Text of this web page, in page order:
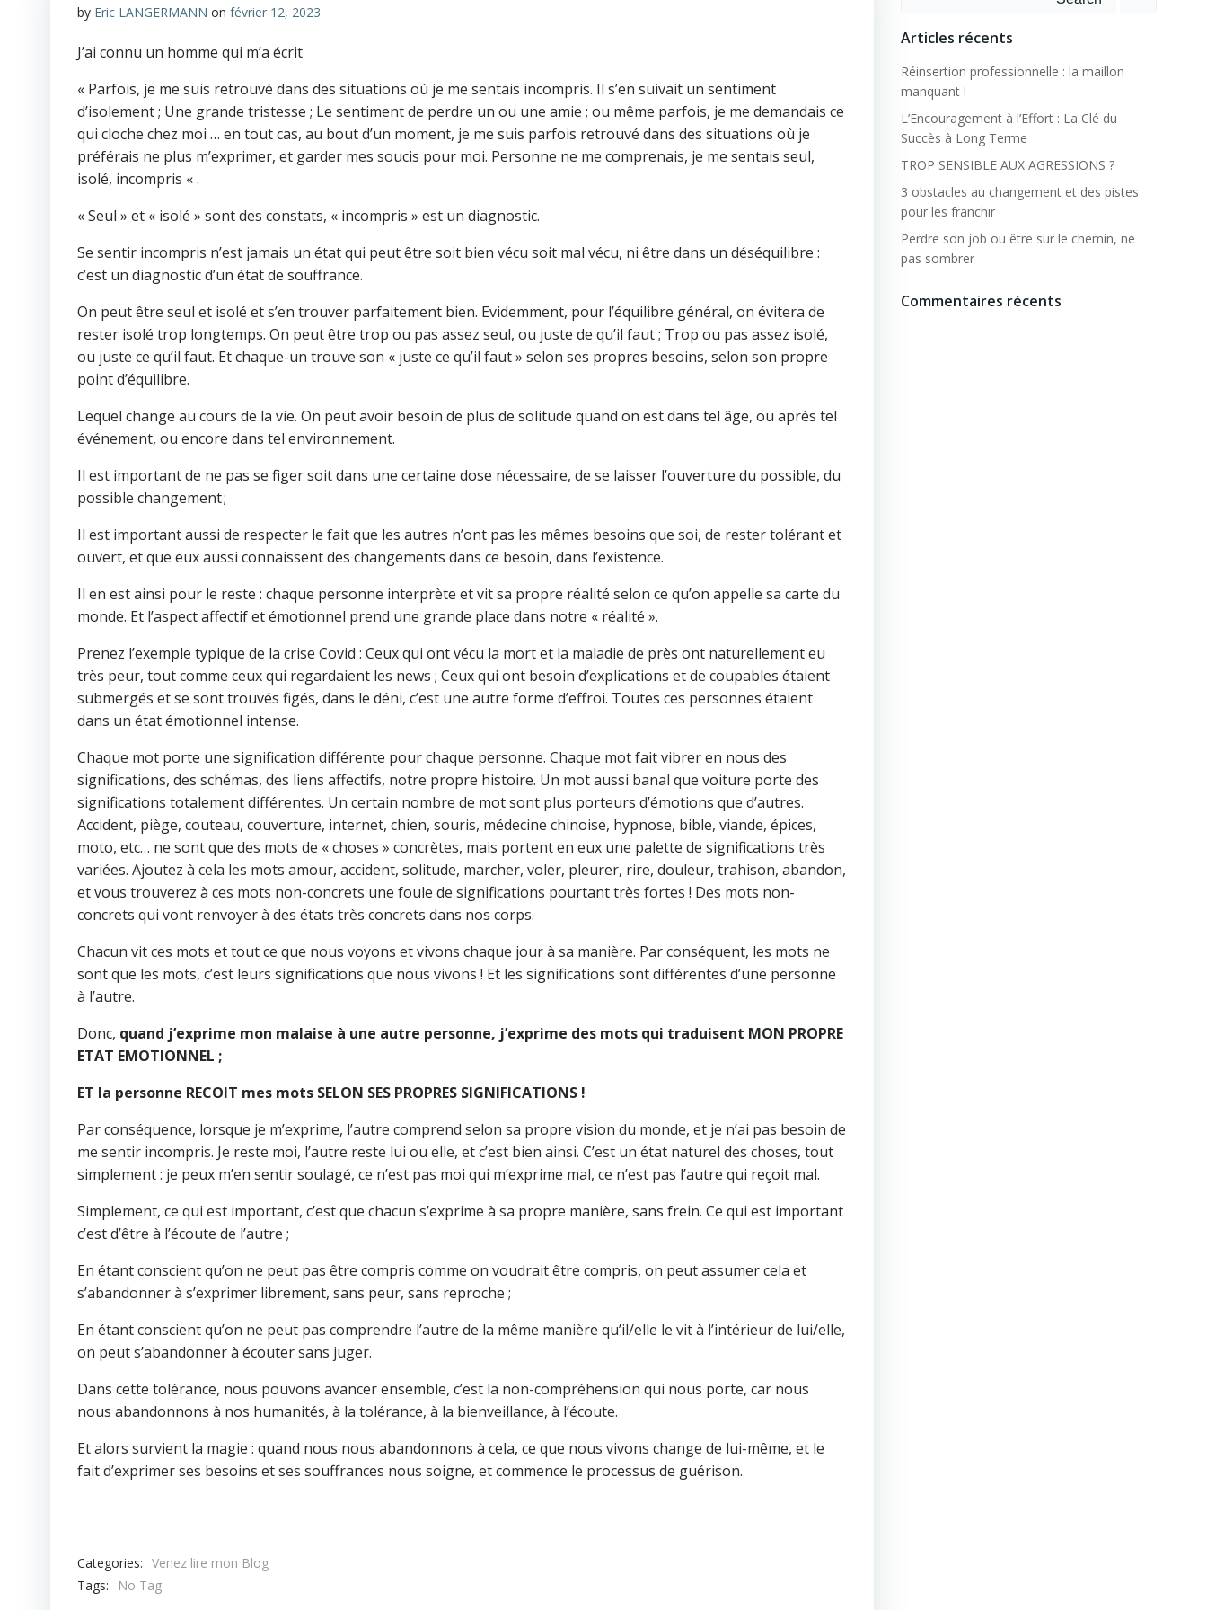
by Eric LANGERMANN on février 12, 2023
J’ai connu un homme qui m’a écrit
« Parfois, je me suis retrouvé dans des situations où je me sentais incompris. Il s’en suivait un sentiment
d’isolement ; Une grande tristesse ; Le sentiment de perdre un ou une amie ; ou même parfois, je me demandais ce
qui cloche chez moi … en tout cas, au bout d’un moment, je me suis parfois retrouvé dans des situations où je
préférais ne plus m’exprimer, et garder mes soucis pour moi. Personne ne me comprenais, je me sentais seul,
isolé, incompris « .
« Seul » et « isolé » sont des constats, « incompris » est un diagnostic.
Se sentir incompris n’est jamais un état qui peut être soit bien vécu soit mal vécu, ni être dans un déséquilibre :
c’est un diagnostic d’un état de souffrance.
On peut être seul et isolé et s’en trouver parfaitement bien. Evidemment, pour l’équilibre général, on évitera de
rester isolé trop longtemps. On peut être trop ou pas assez seul, ou juste de qu’il faut ; Trop ou pas assez isolé,
ou juste ce qu’il faut. Et chaque-un trouve son « juste ce qu’il faut » selon ses propres besoins, selon son propre
point d’équilibre.
Lequel change au cours de la vie. On peut avoir besoin de plus de solitude quand on est dans tel âge, ou après tel
événement, ou encore dans tel environnement.
Il est important de ne pas se figer soit dans une certaine dose nécessaire, de se laisser l’ouverture du possible, du
possible changement ;
Il est important aussi de respecter le fait que les autres n’ont pas les mêmes besoins que soi, de rester tolérant et
ouvert, et que eux aussi connaissent des changements dans ce besoin, dans l’existence.
Il en est ainsi pour le reste : chaque personne interprète et vit sa propre réalité selon ce qu’on appelle sa carte du
monde. Et l’aspect affectif et émotionnel prend une grande place dans notre « réalité ».
Prenez l’exemple typique de la crise Covid : Ceux qui ont vécu la mort et la maladie de près ont naturellement eu
très peur, tout comme ceux qui regardaient les news ; Ceux qui ont besoin d’explications et de coupables étaient
submergés et se sont trouvés figés, dans le déni, c’est une autre forme d’effroi. Toutes ces personnes étaient
dans un état émotionnel intense.
Chaque mot porte une signification différente pour chaque personne. Chaque mot fait vibrer en nous des
significations, des schémas, des liens affectifs, notre propre histoire. Un mot aussi banal que voiture porte des
significations totalement différentes. Un certain nombre de mot sont plus porteurs d’émotions que d’autres.
Accident, piège, couteau, couverture, internet, chien, souris, médecine chinoise, hypnose, bible, viande, épices,
moto, etc… ne sont que des mots de « choses » concrètes, mais portent en eux une palette de significations très
variées. Ajoutez à cela les mots amour, accident, solitude, marcher, voler, pleurer, rire, douleur, trahison, abandon,
et vous trouverez à ces mots non-concrets une foule de significations pourtant très fortes ! Des mots non-
concrets qui vont renvoyer à des états très concrets dans nos corps.
Chacun vit ces mots et tout ce que nous voyons et vivons chaque jour à sa manière. Par conséquent, les mots ne
sont que les mots, c’est leurs significations que nous vivons ! Et les significations sont différentes d’une personne
à l’autre.
Donc, quand j’exprime mon malaise à une autre personne, j’exprime des mots qui traduisent MON PROPRE
ETAT EMOTIONNEL ;
ET la personne RECOIT mes mots SELON SES PROPRES SIGNIFICATIONS !
Par conséquence, lorsque je m’exprime, l’autre comprend selon sa propre vision du monde, et je n’ai pas besoin de
me sentir incompris. Je reste moi, l’autre reste lui ou elle, et c’est bien ainsi. C’est un état naturel des choses, tout
simplement : je peux m’en sentir soulagé, ce n’est pas moi qui m’exprime mal, ce n’est pas l’autre qui reçoit mal.
Simplement, ce qui est important, c’est que chacun s’exprime à sa propre manière, sans frein. Ce qui est important
c’est d’être à l’écoute de l’autre ;
En étant conscient qu’on ne peut pas être compris comme on voudrait être compris, on peut assumer cela et
s’abandonner à s’exprimer librement, sans peur, sans reproche ;
En étant conscient qu’on ne peut pas comprendre l’autre de la même manière qu’il/elle le vit à l’intérieur de lui/elle,
on peut s’abandonner à écouter sans juger.
Dans cette tolérance, nous pouvons avancer ensemble, c’est la non-compréhension qui nous porte, car nous
nous abandonnons à nos humanités, à la tolérance, à la bienveillance, à l’écoute.
Et alors survient la magie : quand nous nous abandonnons à cela, ce que nous vivons change de lui-même, et le
fait d’exprimer ses besoins et ses souffrances nous soigne, et commence le processus de guérison.
Categories: Venez lire mon Blog
Tags:
No Tag
Articles récents
Réinsertion professionnelle : la maillon
manquant !
L’Encouragement à l’Effort : La Clé du
Succès à Long Terme
TROP SENSIBLE AUX AGRESSIONS ?
3 obstacles au changement et des pistes
pour les franchir
Perdre son job ou être sur le chemin, ne
pas sombrer
Commentaires récents